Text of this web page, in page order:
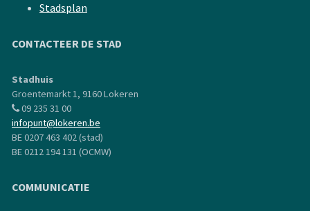
Stadsplan
CONTACTEER DE STAD
Stadhuis
Groentemarkt 1, 9160 Lokeren
09 235 31 00
infopunt@lokeren.be
BE 0207 463 402 (stad)
BE 0212 194 131 (OCMW)
COMMUNICATIE